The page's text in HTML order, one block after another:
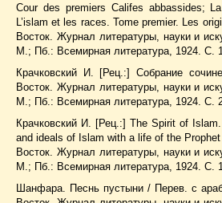
Cour des premiers Califes abbassides;
L’islam et les races. Tome premier. Les
Восток. Журнал литературы, науки и
М.; Пб.: Всемирная литература, 1924. С.
Крачковский И. [Рец.:] Собрание
Восток. Журнал литературы, науки и
М.; Пб.: Всемирная литература, 1924. С.
Крачковский И. [Рец.:] The Spirit of
and ideals of Islam with a life of the
Восток. Журнал литературы, науки и
М.; Пб.: Всемирная литература, 1924. С.
Шанфара. Песнь пустыни / Перев. с